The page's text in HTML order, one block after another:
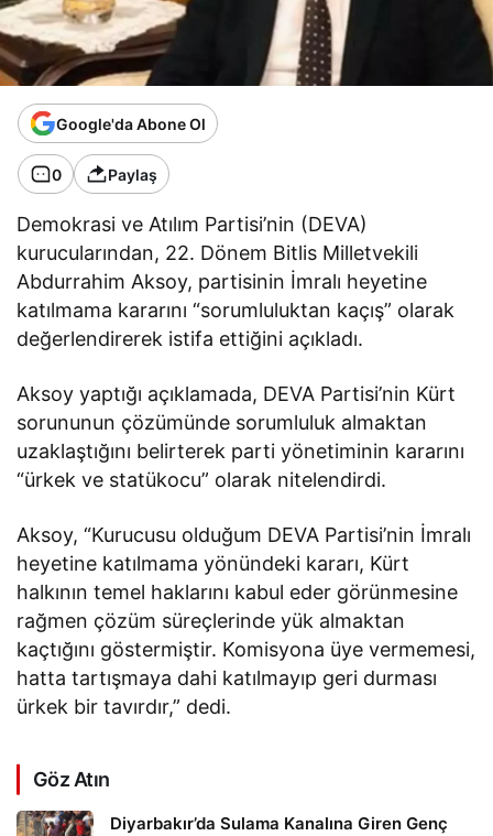
Google'da Abone Ol
0 Paylaş
Demokrasi ve Atılım Partisi’nin (DEVA)
kurucularından, 22. Dönem Bitlis Milletvekili
Abdurrahim Aksoy, partisinin İmralı heyetine
katılmama kararını “sorumluluktan kaçış” olarak
değerlendirerek istifa ettiğini açıkladı.
Aksoy yaptığı açıklamada, DEVA Partisi’nin Kürt
sorununun çözümünde sorumluluk almaktan
uzaklaştığını belirterek parti yönetiminin kararını
“ürkek ve statükocu” olarak nitelendirdi.
Aksoy, “Kurucusu olduğum DEVA Partisi’nin İmralı
heyetine katılmama yönündeki kararı, Kürt
halkının temel haklarını kabul eder görünmesine
rağmen çözüm süreçlerinde yük almaktan
kaçtığını göstermiştir. Komisyona üye vermemesi,
hatta tartışmaya dahi katılmayıp geri durması
ürkek bir tavırdır,” dedi.
Göz Atın
Diyarbakır’da Sulama Kanalına Giren Genç